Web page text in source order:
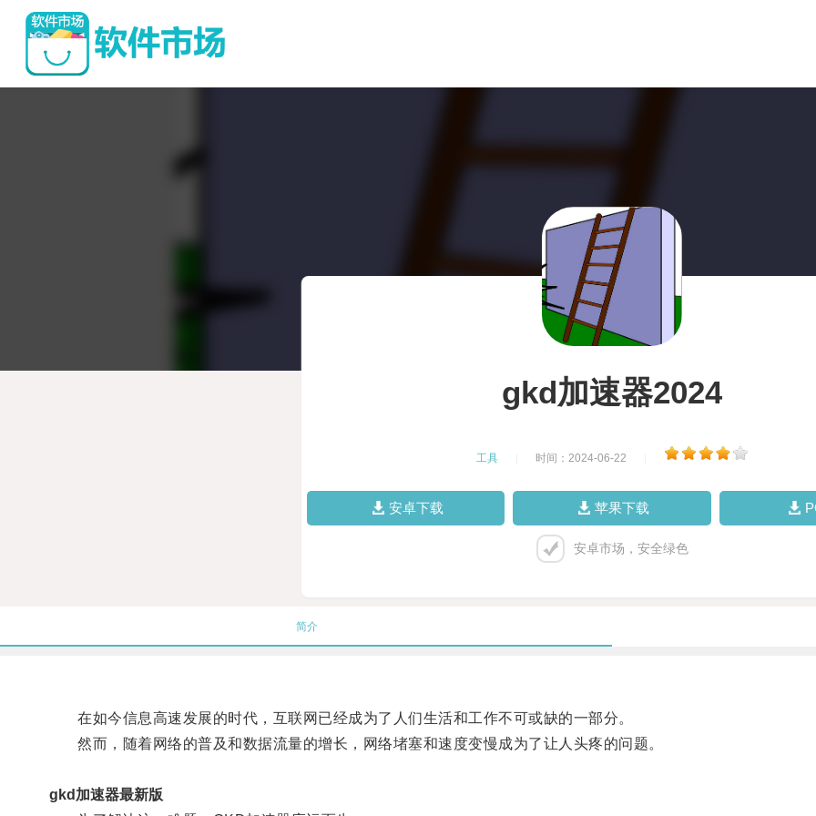
gkd加速器2024
工具 时间：2024-06-22
安卓下载 苹果下载
安卓市场，安全绿色
简介
在如今信息高速发展的时代，互联网已经成为了人们生活和工作不可或缺的一部分。
然而，随着网络的普及和数据流量的增长，网络堵塞和速度变慢成为了让人头疼的问题。
gkd加速器最新版